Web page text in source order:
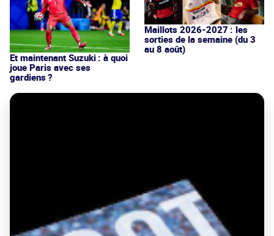
Et maintenant Suzuki : à quoi
joue Paris avec ses
gardiens ?
Maillots 2026-2027 : les
sorties de la semaine (du 3
au 8 août)